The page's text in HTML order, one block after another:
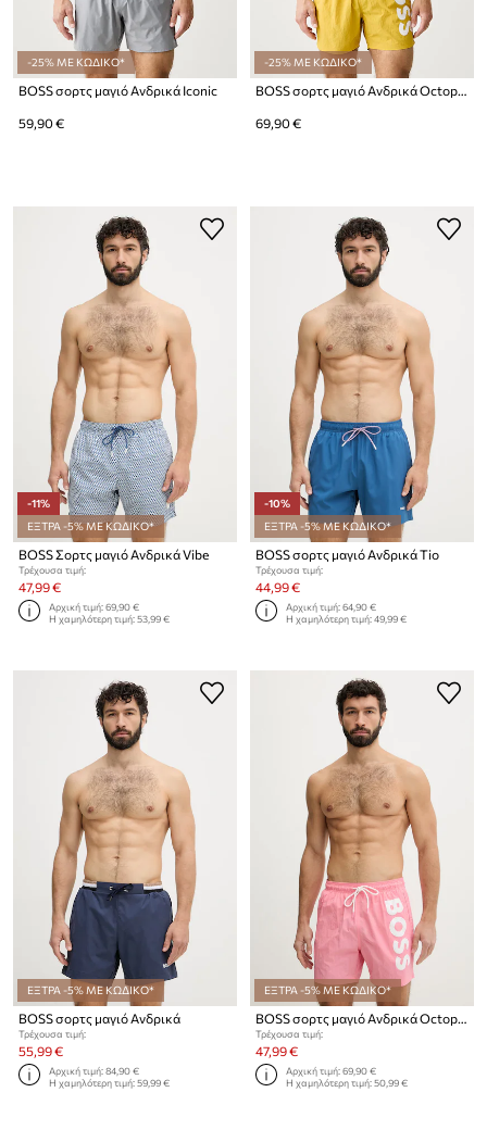
-25% ΜΕ ΚΩΔΙΚΟ*
BOSS σορτς μαγιό Ανδρικά Iconic
59,90 €
-25% ΜΕ ΚΩΔΙΚΟ*
69,90 €
-11%
ΕΞΤΡΑ -5% ΜΕ ΚΩΔΙΚΟ*
BOSS Σορτς μαγιό Ανδρικά Vibe
Τρέχουσα τιμή:
47,99 €
Αρχική τιμή:69,90 €
Η χαμηλότερη τιμή:53,99 €
-10%
ΕΞΤΡΑ -5% ΜΕ ΚΩΔΙΚΟ*
BOSS σορτς μαγιό Ανδρικά Tio
Τρέχουσα τιμή:
44,99 €
Αρχική τιμή:64,90 €
Η χαμηλότερη τιμή:49,99 €
ΕΞΤΡΑ -5% ΜΕ ΚΩΔΙΚΟ*
BOSS σορτς μαγιό Ανδρικά
Τρέχουσα τιμή:
55,99 €
Αρχική τιμή:84,90 €
Η χαμηλότερη τιμή:59,99 €
ΕΞΤΡΑ -5% ΜΕ ΚΩΔΙΚΟ*
BOSS σορτς μαγιό Ανδρικά Octopus
Τρέχουσα τιμή:
47,99 €
Αρχική τιμή:69,90 €
Η χαμηλότερη τιμή:50,99 €